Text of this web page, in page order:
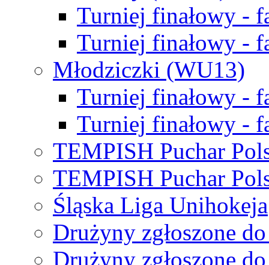
Turniej finałowy -
Turniej finałowy -
Młodziczki (WU13)
Turniej finałowy -
Turniej finałowy -
TEMPISH Puchar
TEMPISH Puchar
Śląska Liga Unihokeja
Drużyny zgłoszone
Drużyny zgłoszone